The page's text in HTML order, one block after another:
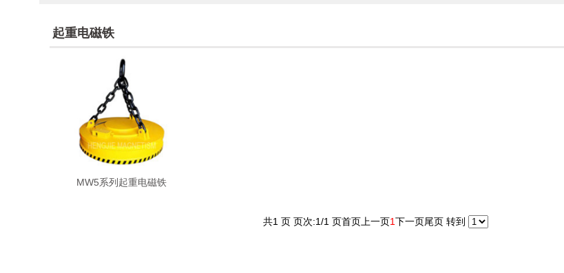
起重电磁铁
MW5系列起重电磁铁
共1 页 页次:1/1 页首页上一页1下一页尾页 转到